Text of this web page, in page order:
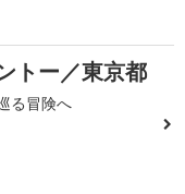
トー／東京都
る冒険へ